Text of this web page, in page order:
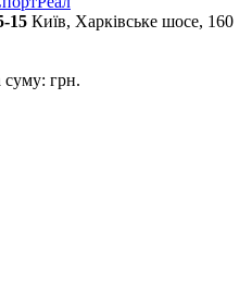
15 Київ, Харківське шосе, 160
суму: грн.